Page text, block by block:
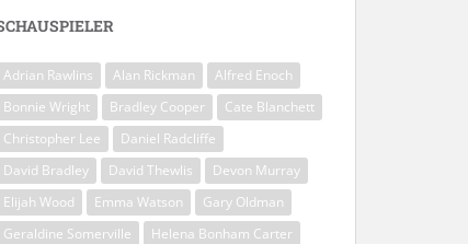
Adrian Rawlins Alan Rickman
Alfred Enoch
Bonnie Wright
Bradley Cooper
Cate Blanchett
Christopher Lee
Daniel Radcliffe
David Bradley
David Thewlis
Devon Murray
Elijah Wood
Emma Watson
Gary Oldman
Geraldine Somerville
Helena Bonham Carter